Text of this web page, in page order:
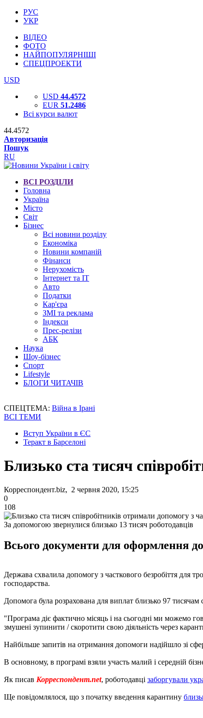
РУС
УКР
ВІДЕО
ФОТО
НАЙПОПУЛЯРНІШІ
СПЕЦПРОЕКТИ
USD
USD 44.4572
EUR 51.2486
Всі курси валют
44.4572
Авторизація
Пошук
RU
ВСІ РОЗДІЛИ
Головна
Україна
Місто
Світ
Бізнес
Всі новини розділу
Економіка
Новини компаній
Фінанси
Нерухомість
Інтернет та IT
Авто
Податки
Кар'єра
ЗМІ та реклама
Індекси
Прес-релізи
АБК
Наука
Шоу-бізнес
Спорт
Lifestyle
БЛОГИ ЧИТАЧІВ
СПЕЦТЕМА: Війна в Ірані
ВСІ ТЕМИ
Вступ України в ЄС
Теракт в Барселоні
Близько ста тисяч
Корреспондент.biz, 2 червня 2020, 15:25
0
108
За допомогою звернулися близько 13 тисяч роботодавців
Всього документи для оформлення
Держава схвалила допомогу з часткового безробіття для
господарства.
Допомога була розрахована для виплат близько 97 тисячам
"Програма діє фактично місяць і на сьогодні ми можемо
змушені зупинити / скоротити свою діяльність через
Найбільше запитів на отримання допомоги надійшло зі
В основному, в програмі взяли участь малий і середній
Як писав Корреспондент.net, роботодавці заборгували
Ще повідомлялося, що з початку введення карантину